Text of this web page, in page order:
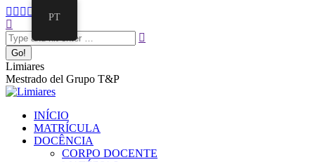
Pular
para
o
conteúdo
Facebook
opens
in
new
window
Twitter
opens
in
new
window
Mail
opens
in
new
window
Instagram
page
in
window
Linkedin
page
in
window
Search:
Limiares
Mestrado del Grupo T&P
INÍCIO
MATRÍCULA
DOCÊNCIA
CORPO DOCENTE
PT